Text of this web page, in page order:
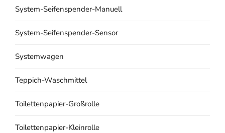
System-Seifenspender-Manuell
System-Seifenspender-Sensor
Systemwagen
Teppich-Waschmittel
Toilettenpapier-Großrolle
Toilettenpapier-Kleinrolle